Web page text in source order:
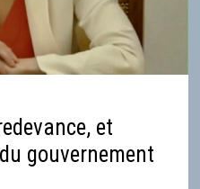
et
gouvernement